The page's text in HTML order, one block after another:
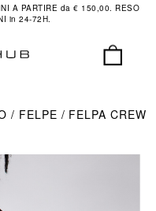
A PARTIRE da € 150,00. RESO
in 24-72H.
FELPE FELPA CREW